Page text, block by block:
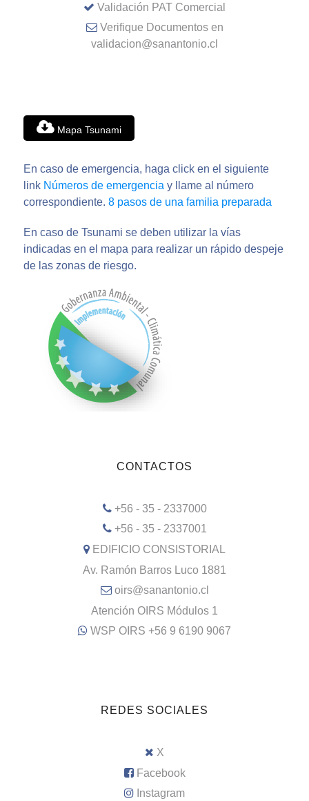
Validación PAT Comercial
Verifique Documentos en
validacion@sanantonio.cl
Mapa Tsunami
En caso de emergencia, haga click en el siguiente
link Números de emergencia y llame al número
correspondiente. 8 pasos de una familia preparada
En caso de Tsunami se deben utilizar la vías
indicadas en el mapa para realizar un rápido despeje
de las zonas de riesgo.
CONTACTOS
+56 - 35 - 2337000
+56 - 35 - 2337001
EDIFICIO CONSISTORIAL
Av. Ramón Barros Luco 1881
oirs@sanantonio.cl
Atención OIRS Módulos 1
WSP OIRS +56 9 6190 9067
REDES SOCIALES
X
Facebook
Instagram